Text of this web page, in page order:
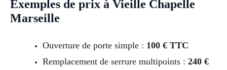
Exemples de prix à Vieille Chapelle
Marseille
Ouverture de porte simple : 100 € TTC
Remplacement de serrure multipoints : 240 €